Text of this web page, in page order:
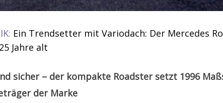
Ein Trendsetter mit Variodach: Der Mercedes
Jahre alt
sicher – der kompakte Roadster setzt 1996
der Marke